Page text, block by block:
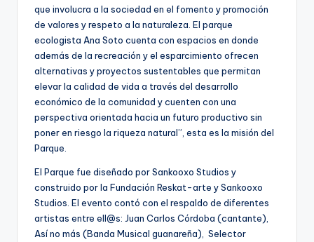
que involucra a la sociedad en el fomento y promoción
de valores y respeto a la naturaleza. El parque
ecologista Ana Soto cuenta con espacios en donde
además de la recreación y el esparcimiento ofrecen
alternativas y proyectos sustentables que permitan
elevar la calidad de vida a través del desarrollo
económico de la comunidad y cuenten con una
perspectiva orientada hacia un futuro productivo sin
poner en riesgo la riqueza natural”, esta es la misión del
Parque.
El Parque fue diseñado por Sankooxo Studios y
construido por la Fundación Reskat-arte y Sankooxo
Studios. El evento contó con el respaldo de diferentes
artistas entre ell@s: Juan Carlos Córdoba (cantante),
Así no más (Banda Musical guanareña), Selector